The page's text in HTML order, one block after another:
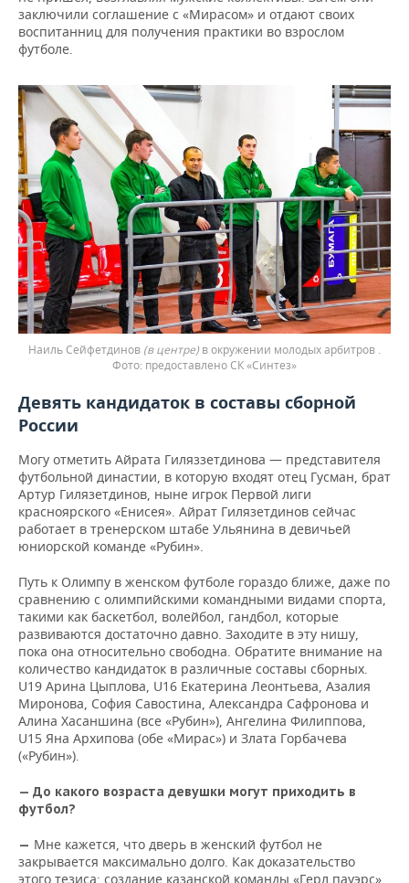
заключили соглашение с «Мирасом» и отдают своих
воспитанниц для получения практики во взрослом
футболе.
Наиль Сейфетдинов (в центре) в окружении молодых арбитров .
предоставлено СК «Синтез»
Девять кандидаток в составы сборной
России
Могу отметить Айрата Гиляззетдинова — представителя
футбольной династии, в которую входят отец Гусман, брат
Артур Гилязетдинов, ныне игрок Первой лиги
красноярского «Енисея». Айрат Гилязетдинов сейчас
работает в тренерском штабе Ульянина в девичьей
юниорской команде «Рубин».
Путь к Олимпу в женском футболе гораздо ближе, даже по
сравнению с олимпийскими командными видами спорта,
такими как баскетбол, волейбол, гандбол, которые
развиваются достаточно давно. Заходите в эту нишу,
пока она относительно свободна. Обратите внимание на
количество кандидаток в различные составы сборных.
U19 Арина Цыплова, U16 Екатерина Леонтьева, Азалия
Миронова, София Савостина, Александра Сафронова и
Алина Хасаншина (все «Рубин»), Ангелина Филиппова,
U15 Яна Архипова (обе «Мирас») и Злата Горбачева
(«Рубин»).
— До какого возраста девушки могут приходить в
футбол?
— Мне кажется, что дверь в женский футбол не
закрывается максимально долго. Как доказательство
этого тезиса: создание казанской команды «Герл пауэрс»,